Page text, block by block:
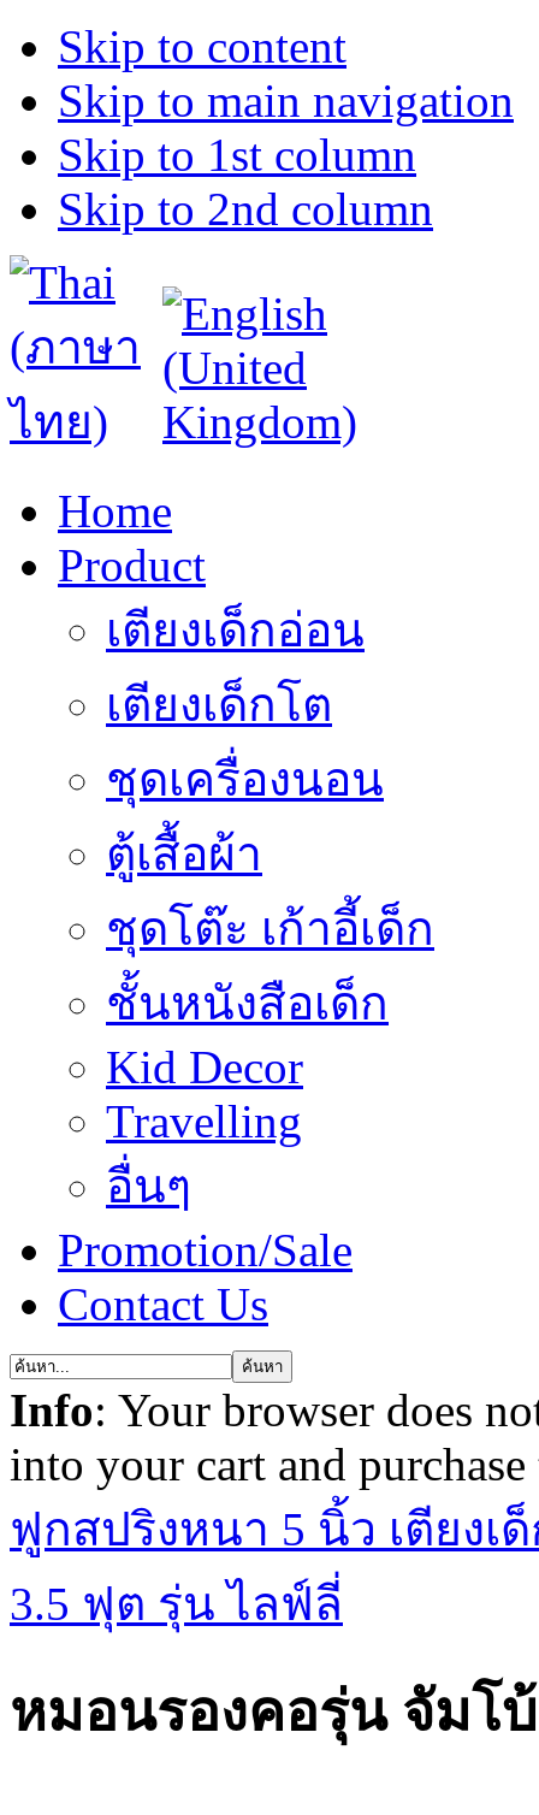
Skip to content
Skip to main navigation
Skip to 1st column
Skip to 2nd column
Home
Product
เตียงเด็กอ่อน
เตียงเด็กโต
ชุดเครื่องนอน
ตู้เสื้อผ้า
ชุดโต๊ะ เก้าอี้เด็ก
ชั้นหนังสือเด็ก
Kid Decor
Travelling
อื่นๆ
Promotion/Sale
Contact Us
Info: Your browser does
into your cart and
ฟูกสปริงหนา 5 นิ้ว เตียงเ
3.5 ฟุต รุ่น ไลฟ์ลี่
หมอนรองคอรุ่น จัมโบ้